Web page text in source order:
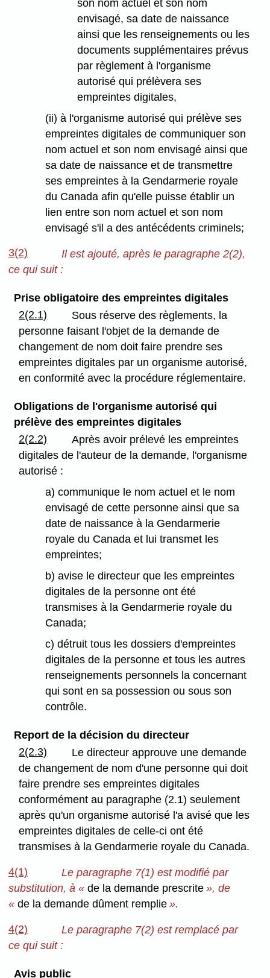
son nom actuel et son nom
envisagé, sa date de naissance
ainsi que les renseignements ou les
documents supplémentaires prévus
par règlement à l'organisme
autorisé qui prélèvera ses
empreintes digitales,
(ii) à l'organisme autorisé qui prélève ses
empreintes digitales de communiquer son
nom actuel et son nom envisagé ainsi que
sa date de naissance et de transmettre
ses empreintes à la Gendarmerie royale
du Canada afin qu'elle puisse établir un
lien entre son nom actuel et son nom
envisagé s'il a des antécédents criminels;
3(2)
Il est ajouté, après le paragraphe 2(2),
ce qui suit :
Prise obligatoire des empreintes digitales
2(2.1)
Sous réserve des règlements, la
personne faisant l'objet de la demande de
changement de nom doit faire prendre ses
empreintes digitales par un organisme autorisé,
en conformité avec la procédure réglementaire.
Obligations de l'organisme autorisé qui
prélève des empreintes digitales
2(2.2)
Après avoir prélevé les empreintes
digitales de l'auteur de la demande, l'organisme
autorisé :
a) communique le nom actuel et le nom
envisagé de cette personne ainsi que sa
date de naissance à la Gendarmerie
royale du Canada et lui transmet les
empreintes;
b) avise le directeur que les empreintes
digitales de la personne ont été
transmises à la Gendarmerie royale du
Canada;
c) détruit tous les dossiers d'empreintes
digitales de la personne et tous les autres
renseignements personnels la concernant
qui sont en sa possession ou sous son
contrôle.
Report de la décision du directeur
2(2.3)
Le directeur approuve une demande
de changement de nom d'une personne qui doit
faire prendre ses empreintes digitales
conformément au paragraphe (2.1) seulement
après qu'un organisme autorisé l'a avisé que les
empreintes digitales de celle-ci ont été
transmises à la Gendarmerie royale du Canada.
4(1)
Le paragraphe 7(1) est modifié par
substitution, à « de la demande prescrite», de
« de la demande dûment remplie».
4(2)
Le paragraphe 7(2) est remplacé par
ce qui suit :
Avis public